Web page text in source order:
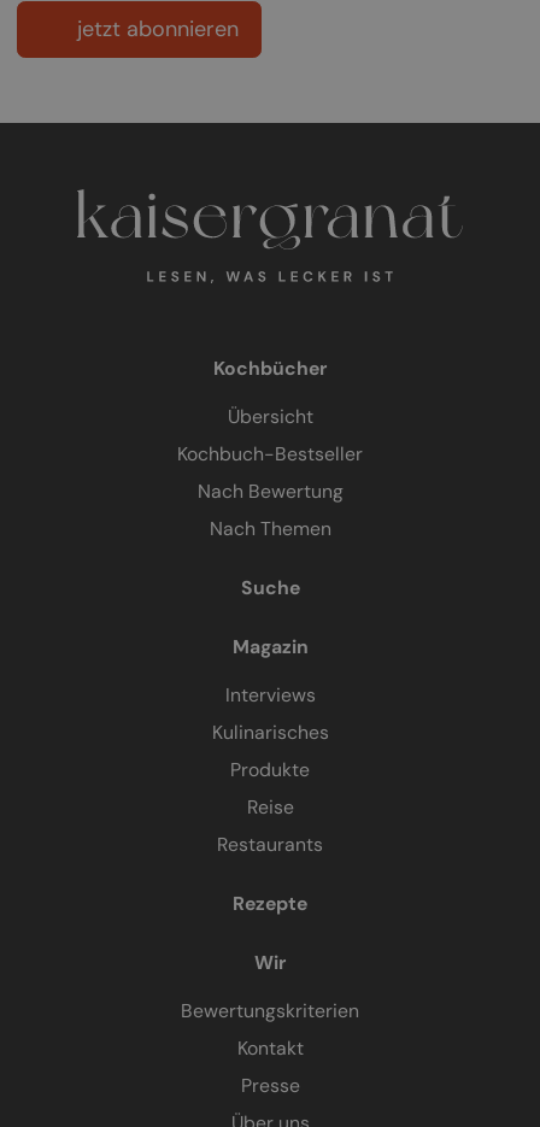
jetzt abonnieren
Kochbücher
Übersicht
Kochbuch-Bestseller
Nach Bewertung
Nach Themen
Suche
Magazin
Interviews
Kulinarisches
Produkte
Reise
Restaurants
Rezepte
Wir
Bewertungskriterien
Kontakt
Presse